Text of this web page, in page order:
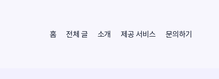
홈 전체 글 소개 제공 서비스 문의하기